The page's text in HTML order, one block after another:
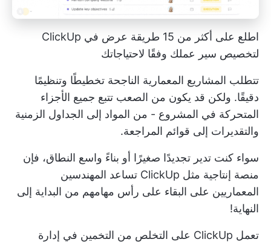
اطلع على أكثر من 15 طريقة عرض في ClickUp
لتخصيص سير عملك وفقًا لاحتياجاتك
تتطلب المشاريع المعمارية الناجحة تخطيطًا وتنظيمًا
دقيقًا. ولكن قد يكون من الصعب تتبع جميع الأجزاء
المتحركة في المشروع - من المواد إلى الجداول الزمنية
والتقديرات إلى قوائم المراجعة.
سواء كنت تدير تجديدًا صغيرًا أو بناءً واسع النطاق، فإن
منصة إنتاجية مثل ClickUp تساعد المهندسين
المعماريين على البقاء على رأس مهامهم من البداية إلى
النهاية!
تعمل ClickUp على التخلص من التخمين في إدارة